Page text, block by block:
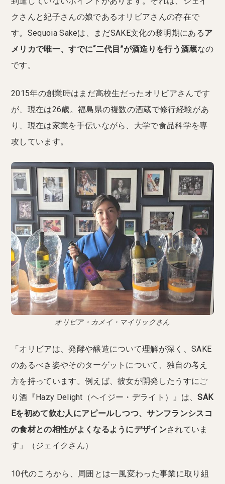
クさんと紀子さんの娘であるオリビアさんの存在で
す。Sequoia Sakeは、まだSAKE文化の黎明期にあるア
メリカで唯一、すでに“二代目”が酒造りを行う酒蔵なの
です。
2015年の創業時はまだ高校生だったオリビアさんです
が、現在は26歳。福島県の複数の酒蔵で修行経験があ
り、現在は家業を手伝いながら、大学で食品科学を専
攻しています。
オリビア・カメイ・マイリックさん
「オリビアは、発酵や醸造について理解が深く、SAKE
のあるべき姿やそのターゲットについて、独自の考え
方を持っています。例えば、彼女が開発したうすにご
り酒『Hazy Delight（ヘイジー・デライト）』は、SAK
Eを初めて飲む人にアピールしつつ、サンフランシスコ
の食材との相性がよくなるようにデザインされていま
す」（ジェイクさん）
10代のころから、周囲とは一風変わった事業に取り組